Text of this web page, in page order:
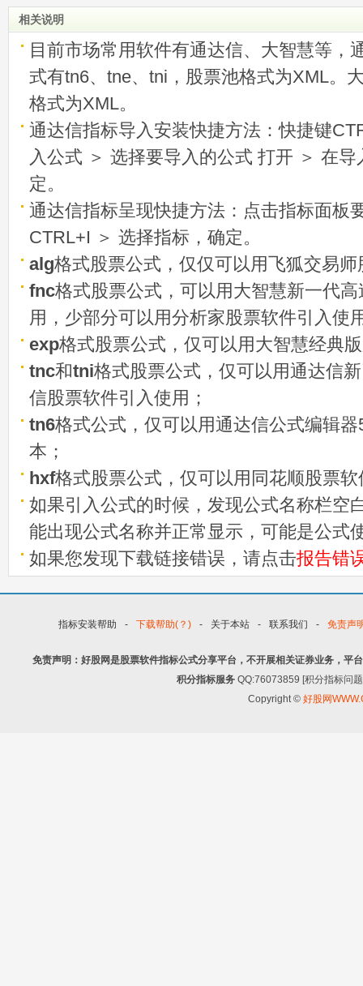
相关说明
目前市场常用软件有通达信、大智慧等，
式有tn6、tne、tni，股票池格式为XML。
格式为XML。
通达信指标导入安装快捷方法：快捷键
入公式 ＞ 选择要导入的公式 打开 ＞ 在
定。
通达信指标呈现快捷方法：点击指标面板
CTRL+I ＞ 选择指标，确定。
alg格式股票公式，仅仅可以用飞狐交易
fnc格式股票公式，可以用大智慧新一代
用，少部分可以用分析家股票软件引入使
exp格式股票公式，仅可以用大智慧经典
tnc和tni格式股票公式，仅可以用通达信
信股票软件引入使用；
tn6格式公式，仅可以用通达信公式编辑
本；
hxf格式股票公式，仅可以用同花顺股票
如果引入公式的时候，发现公式名称栏空
能出现公式名称并正常显示，可能是公式
如果您发现下载链接错误，请点击报告错
指标安装帮助 - 下载帮助(？) - 关于本站 - 联系我们 - 免责声
免责声明：好股网是股票软件指标公式分享平台，不开展相关证券业务，平
积分指标服务 QQ:76073859 [积分指标问
Copyright © 好股网